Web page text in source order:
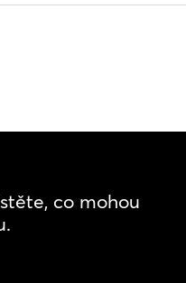
co mohou